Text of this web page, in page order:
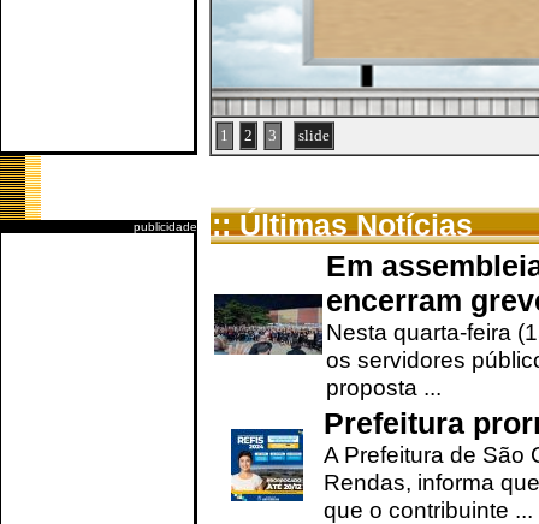
publicidade
1 2 3 slide
:: Últimas Notícias
Em
encerram
Nesta quarta-feira
os servidores
proposta ...
Prefeitura
A Prefeitura de São
Rendas, informa
que o contribuinte ...